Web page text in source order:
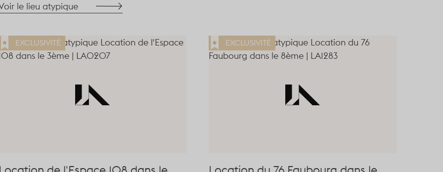
le lieu atypique
EXCLUSIVITÉ EXCLUSIVITÉ